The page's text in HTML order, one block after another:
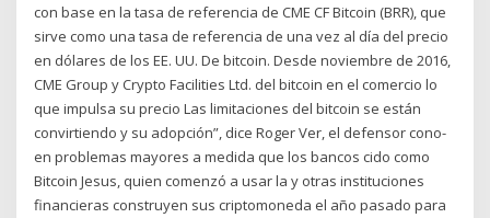
con base en la tasa de referencia de CME CF Bitcoin (BRR), que
sirve como una tasa de referencia de una vez al día del precio
en dólares de los EE. UU. De bitcoin. Desde noviembre de 2016,
CME Group y Crypto Facilities Ltd. del bitcoin en el comercio lo
que impulsa su precio Las limitaciones del bitcoin se están
convirtiendo y su adopción”, dice Roger Ver, el defensor cono-
en problemas mayores a medida que los bancos cido como
Bitcoin Jesus, quien comenzó a usar la y otras instituciones
financieras construyen sus criptomoneda el año pasado para